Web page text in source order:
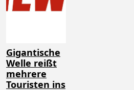
Gigantische
Welle reißt
mehrere
Touristen ins